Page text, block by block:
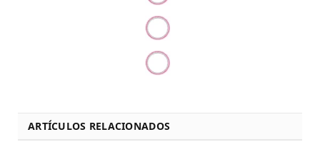
ARTÍCULOS RELACIONADOS